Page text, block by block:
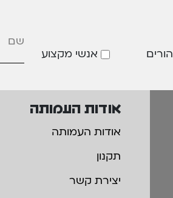
הורים אנשי מקצוע
אודות העמותה
אודות העמותה
תקנון
יצירת קשר